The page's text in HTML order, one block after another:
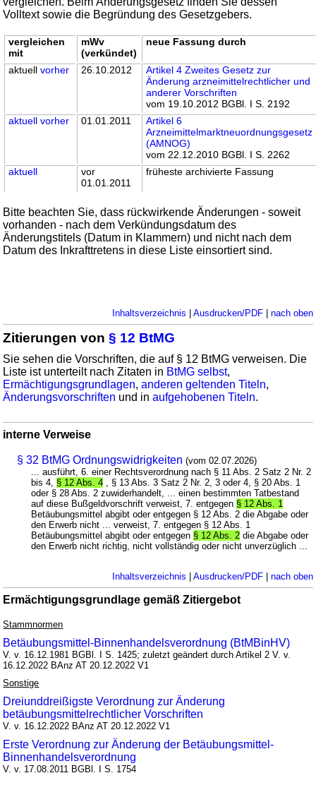
Volltext sowie die Begründung des Gesetzgebers.
vergleichen
mit
mWv
(verkündet)
neue Fassung durch
aktuellvorher 26.10.2012
Artikel 4 Zweites Gesetz zur
Änderung arzneimittelrechtlicher und
anderer Vorschriften
vom 19.10.2012 BGBl. I S. 2192
aktuell vorher 01.01.2011
Artikel 6
Arzneimittelmarktneuordnungsgesetz
(AMNOG)
vom 22.12.2010 BGBl. I S. 2262
aktuell
vor
01.01.2011
früheste archivierte Fassung
Bitte beachten Sie, dass rückwirkende Änderungen - soweit
vorhanden - nach dem Verkündungsdatum des
Änderungstitels (Datum in Klammern) und nicht nach dem
Datum des Inkrafttretens in diese Liste einsortiert sind.
Inhaltsverzeichnis Ausdrucken/PDF| nach oben
Zitierungen von§ 12 BtMG
Sie sehen die Vorschriften, die auf § 12 BtMG verweisen. Die
Liste ist unterteilt nach Zitaten in BtMG selbst,
Ermächtigungsgrundlagen,anderen geltenden Titeln,
Änderungsvorschriften und inaufgehobenen Titeln.
interne Verweise
§ 32 BtMG Ordnungswidrigkeiten (vom 02.07.2026)
... ausführt, 6. einer Rechtsverordnung nach § 11 Abs. 2 Satz 2 Nr. 2
bis 4, § 12 Abs. 4 , § 13 Abs. 3 Satz 2 Nr. 2, 3 oder 4, § 20 Abs. 1
oder § 28 Abs. 2 zuwiderhandelt, ... einen bestimmten Tatbestand
auf diese Bußgeldvorschrift verweist, 7. entgegen § 12 Abs. 1
Betäubungsmittel abgibt oder entgegen § 12 Abs. 2 die Abgabe oder
den Erwerb nicht ... verweist, 7. entgegen § 12 Abs. 1
Betäubungsmittel abgibt oder entgegen § 12 Abs. 2 die Abgabe oder
den Erwerb nicht richtig, nicht vollständig oder nicht unverzüglich ...
Inhaltsverzeichnis Ausdrucken/PDF| nach oben
Ermächtigungsgrundlage gemäß Zitiergebot
Stammnormen
Betäubungsmittel-Binnenhandelsverordnung (BtMBinHV)
V. v. 16.12.1981 BGBl. I S. 1425; zuletzt geändert durch Artikel 2 V. v.
16.12.2022 BAnz AT 20.12.2022 V1
Sonstige
Dreiunddreißigste Verordnung zur Änderung
betäubungsmittelrechtlicher Vorschriften
V. v. 16.12.2022 BAnz AT 20.12.2022 V1
Erste Verordnung zur Änderung der Betäubungsmittel-
Binnenhandelsverordnung
V. v. 17.08.2011 BGBl. I S. 1754